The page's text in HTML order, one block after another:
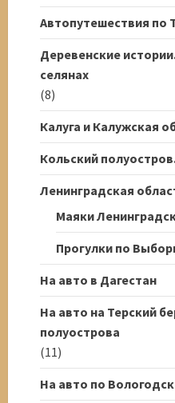
Автопутешествия по
Деревенские
селянах
(8)
Калуга и Калужская
Кольский
Ленинградская
Маяки
Прогулки по
На авто в Дагестан
На авто на Терский
полуострова
(11)
На авто по